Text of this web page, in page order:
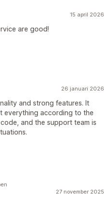
15 april 2026
are good!
26 januari 2026
and strong features. It
everything according to the
and the support team is
27 november 2025